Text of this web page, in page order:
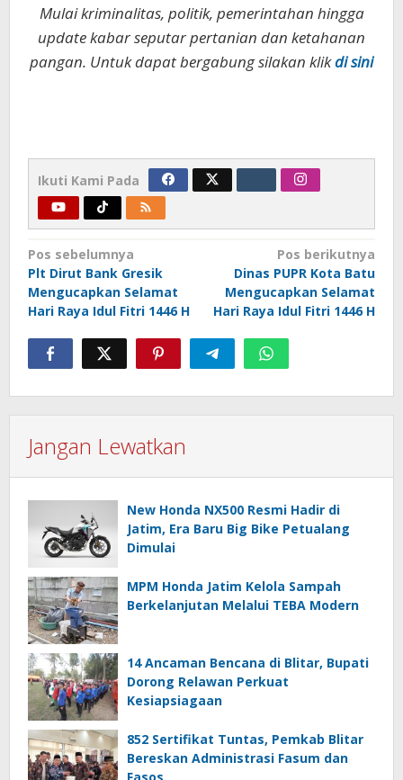
Mulai kriminalitas, politik, pemerintahan hingga
update kabar seputar pertanian dan ketahanan
pangan. Untuk dapat bergabung silakan klikdi sini
Ikuti Kami Pada
Navigasi
pos
Pos sebelumnya
Plt Dirut Bank Gresik
Mengucapkan Selamat
Hari Raya Idul Fitri 1446 H
Pos berikutnya
Dinas PUPR Kota Batu
Mengucapkan Selamat
Hari Raya Idul Fitri 1446 H
Jangan Lewatkan
New Honda NX500 Resmi Hadir di
Jatim, Era Baru Big Bike Petualang
Dimulai
MPM Honda Jatim Kelola Sampah
Berkelanjutan Melalui TEBA Modern
14 Ancaman Bencana di Blitar, Bupati
Dorong Relawan Perkuat
Kesiapsiagaan
852 Sertifikat Tuntas, Pemkab Blitar
Bereskan Administrasi Fasum dan